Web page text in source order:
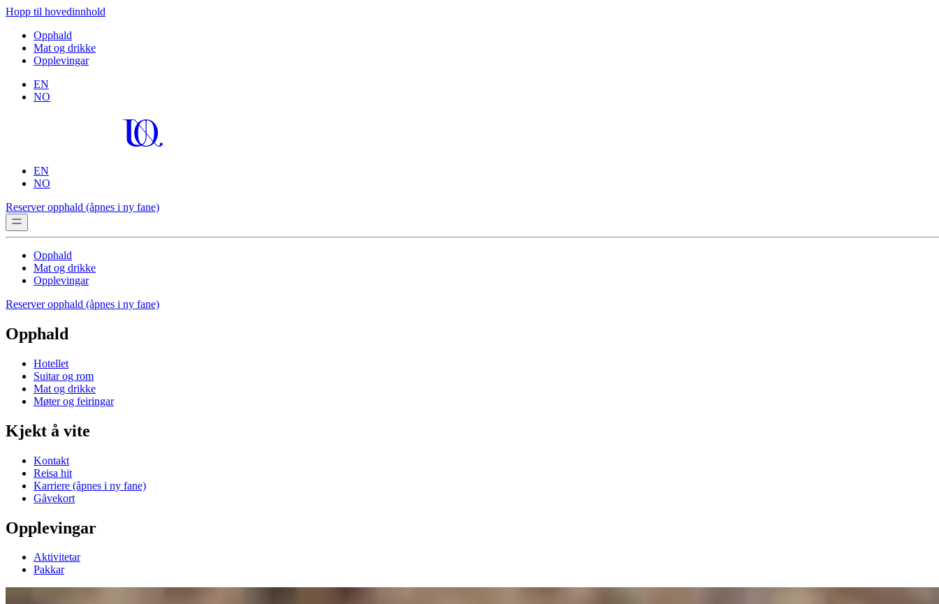
Hopp til hovedinnhold
Opphald
Mat og drikke
Opplevingar
EN
NO
EN
NO
Reserver opphald (åpnes i ny fane)
Opphald
Mat og drikke
Opplevingar
Reserver opphald (åpnes i ny fane)
Opphald
Hotellet
Suitar og rom
Mat og drikke
Møter og feiringar
Kjekt å vite
Kontakt
Reisa hit
Karriere (åpnes i ny fane)
Gåvekort
Opplevingar
Aktivitetar
Pakkar